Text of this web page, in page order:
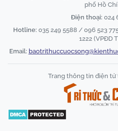
phố Hồ
Điện thoại: 024
Hotline: 035 249 5588 / 096 523
1222 (VPĐD
Email:
Trang thông tin điện tử